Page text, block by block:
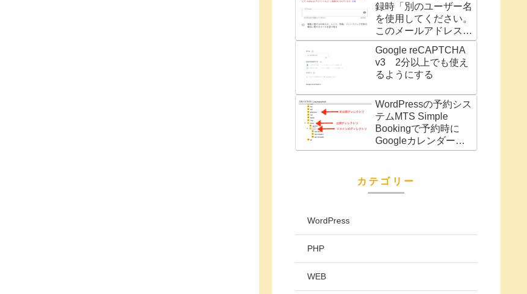
録時「別のユーザー名
を使用してください。
このメールアドレスは
別の Google サービス
（AdWords アカウン
トなど）に関連付けら
れています」の対処法
Google reCAPTCHA
v3 2分以上でも使え
るようにする
WordPressの予約シス
テムMTS Simple
Bookingで予約時に
Googleカレンダーに
予定を自動で追加
カテゴリー
WordPress
PHP
WEB